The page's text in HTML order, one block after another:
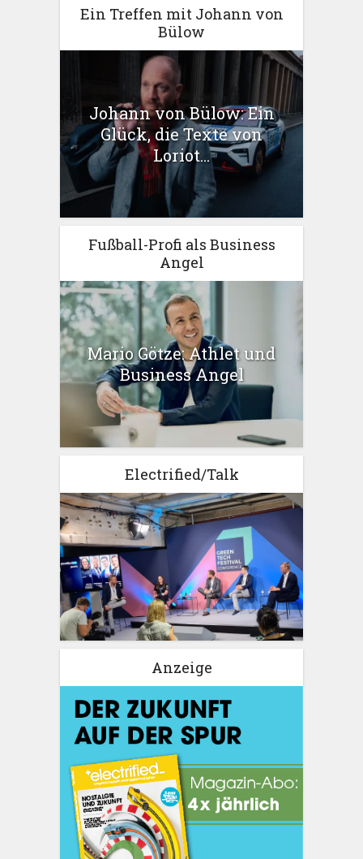
Ein Treffen mit Johann von
Bülow
Johann von Bülow: Ein
Glück, die Texte von
Loriot...
Fußball-Profi als Business
Angel
Mario Götze: Athlet und
Business Angel
Electrified/Talk
Anzeige